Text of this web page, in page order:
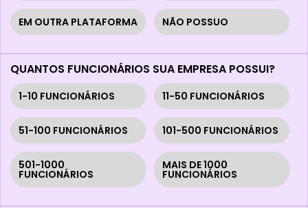
EM OUTRA PLATAFORMA NÃO POSSUO
QUANTOS FUNCIONÁRIOS SUA EMPRESA POSSUI?
1-10 FUNCIONÁRIOS 11-50 FUNCIONÁRIOS
51-100 FUNCIONÁRIOS 101-500 FUNCIONÁRIOS
501-1000
FUNCIONÁRIOS
MAIS DE 1000
FUNCIONÁRIOS